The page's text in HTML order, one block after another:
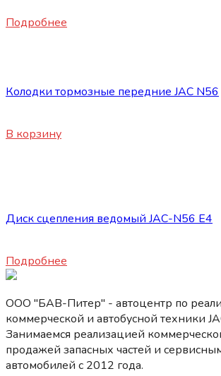
Подробнее
Колодки тормозные передние JAC N56
В корзину
Диск сцепления ведомый JAC-N56 E4
Подробнее
ООО "БАВ-Питер" - автоцентр по
коммерческой и автобусной техники
Занимаемся реализацией
продажей запасных частей и
автомобилей c 2012 года.